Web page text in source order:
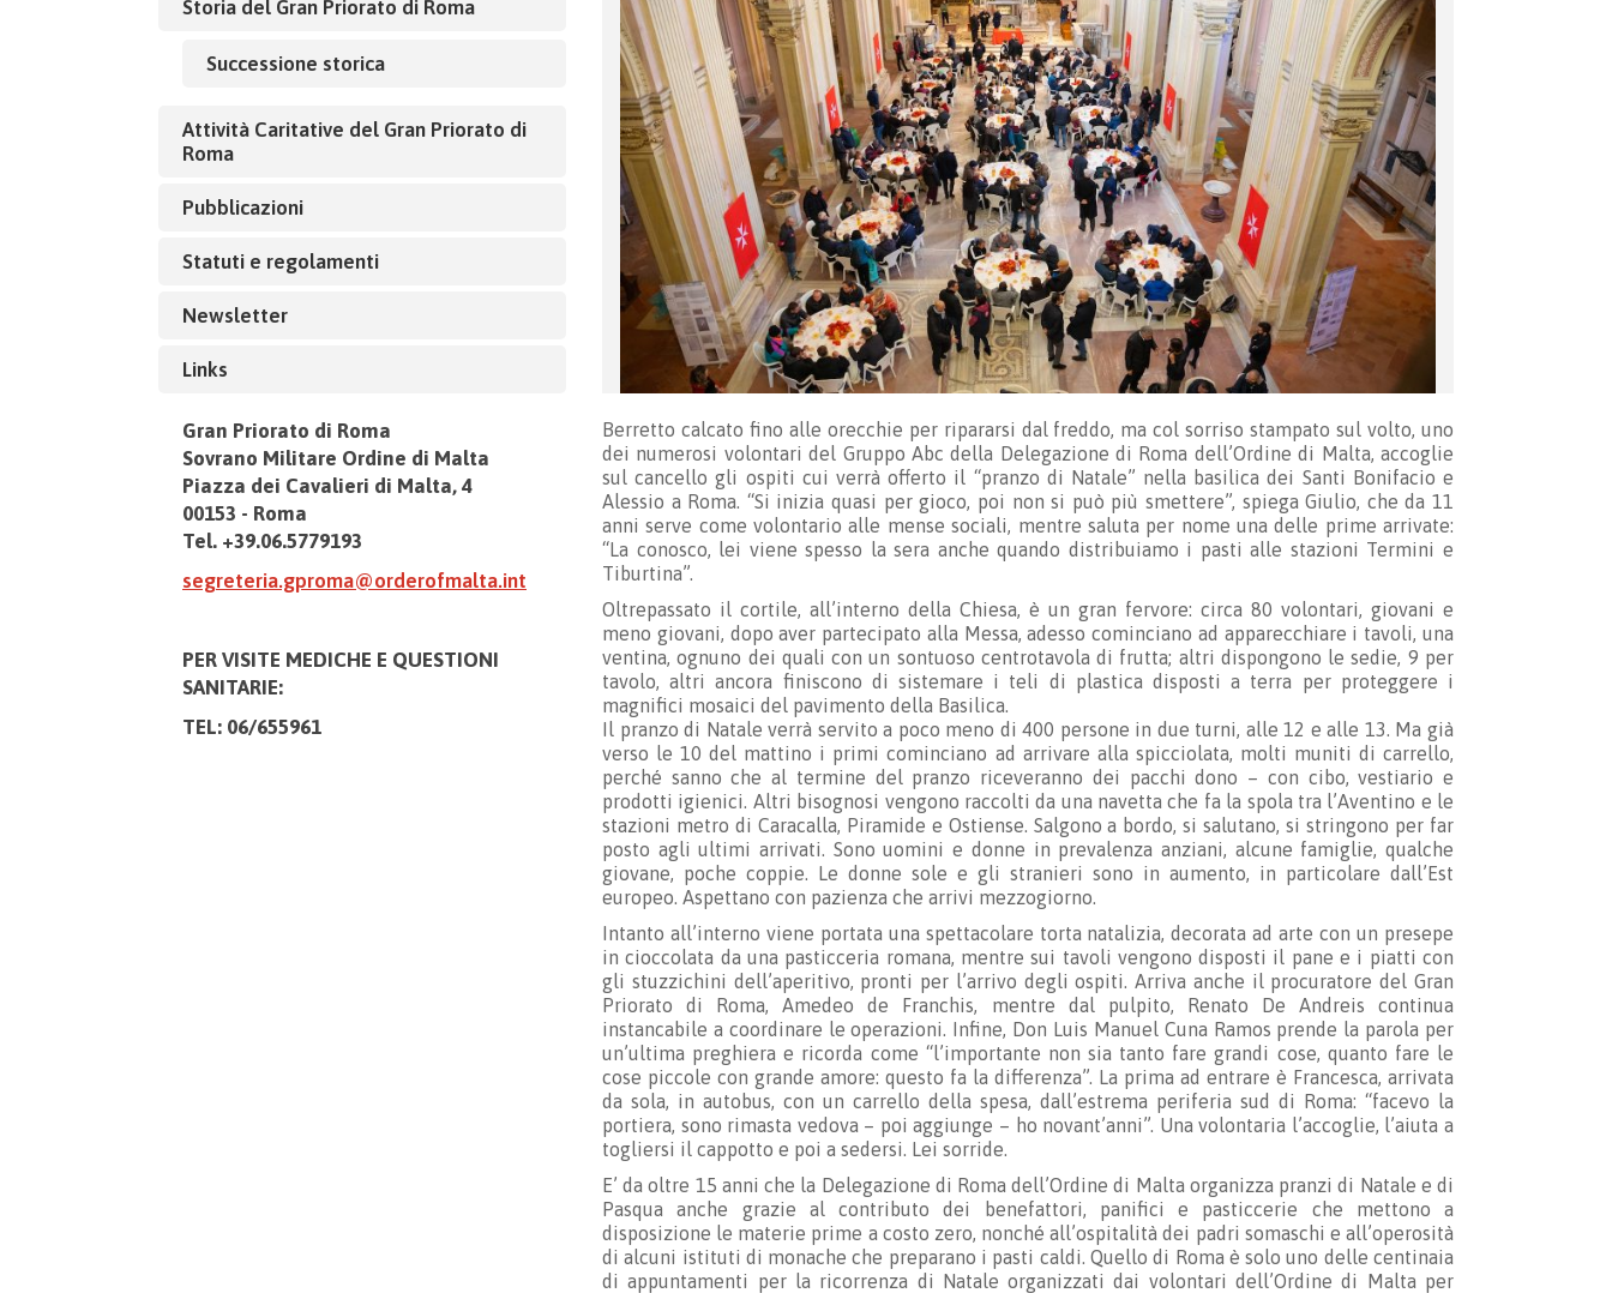
Storia del Gran Priorato di Roma
Successione storica
Attività Caritative del Gran Priorato di
Roma
Pubblicazioni
Statuti e regolamenti
Newsletter
Links
Gran Priorato di Roma
Sovrano Militare Ordine di Malta
Piazza dei Cavalieri di Malta, 4
00153 - Roma
Tel. +39.06.5779193
segreteria.gproma@orderofmalta.int
PER VISITE MEDICHE E QUESTIONI
SANITARIE:
TEL: 06/655961
Berretto calcato fino alle orecchie per ripararsi dal freddo, ma col sorriso stampato sul volto, uno
dei numerosi volontari del Gruppo Abc della Delegazione di Roma dell’Ordine di Malta, accoglie
sul cancello gli ospiti cui verrà offerto il “pranzo di Natale” nella basilica dei Santi Bonifacio e
Alessio a Roma. “Si inizia quasi per gioco, poi non si può più smettere”, spiega Giulio, che da 11
anni serve come volontario alle mense sociali, mentre saluta per nome una delle prime arrivate:
“La conosco, lei viene spesso la sera anche quando distribuiamo i pasti alle stazioni Termini e
Tiburtina”.
Oltrepassato il cortile, all’interno della Chiesa, è un gran fervore: circa 80 volontari, giovani e
meno giovani, dopo aver partecipato alla Messa, adesso cominciano ad apparecchiare i tavoli, una
ventina, ognuno dei quali con un sontuoso centrotavola di frutta; altri dispongono le sedie, 9 per
tavolo, altri ancora finiscono di sistemare i teli di plastica disposti a terra per proteggere i
magnifici mosaici del pavimento della Basilica.
Il pranzo di Natale verrà servito a poco meno di 400 persone in due turni, alle 12 e alle 13. Ma già
verso le 10 del mattino i primi cominciano ad arrivare alla spicciolata, molti muniti di carrello,
perché sanno che al termine del pranzo riceveranno dei pacchi dono – con cibo, vestiario e
prodotti igienici. Altri bisognosi vengono raccolti da una navetta che fa la spola tra l’Aventino e le
stazioni metro di Caracalla, Piramide e Ostiense. Salgono a bordo, si salutano, si stringono per far
posto agli ultimi arrivati. Sono uomini e donne in prevalenza anziani, alcune famiglie, qualche
giovane, poche coppie. Le donne sole e gli stranieri sono in aumento, in particolare dall’Est
europeo. Aspettano con pazienza che arrivi mezzogiorno.
Intanto all’interno viene portata una spettacolare torta natalizia, decorata ad arte con un presepe
in cioccolata da una pasticceria romana, mentre sui tavoli vengono disposti il pane e i piatti con
gli stuzzichini dell’aperitivo, pronti per l’arrivo degli ospiti. Arriva anche il procuratore del Gran
Priorato di Roma, Amedeo de Franchis, mentre dal pulpito, Renato De Andreis continua
instancabile a coordinare le operazioni. Infine, Don Luis Manuel Cuna Ramos prende la parola per
un’ultima preghiera e ricorda come “l’importante non sia tanto fare grandi cose, quanto fare le
cose piccole con grande amore: questo fa la differenza”. La prima ad entrare è Francesca, arrivata
da sola, in autobus, con un carrello della spesa, dall’estrema periferia sud di Roma: “facevo la
portiera, sono rimasta vedova – poi aggiunge – ho novant’anni”. Una volontaria l’accoglie, l’aiuta a
togliersi il cappotto e poi a sedersi. Lei sorride.
E’ da oltre 15 anni che la Delegazione di Roma dell’Ordine di Malta organizza pranzi di Natale e di
Pasqua anche grazie al contributo dei benefattori, panifici e pasticcerie che mettono a
disposizione le materie prime a costo zero, nonché all’ospitalità dei padri somaschi e all’operosità
di alcuni istituti di monache che preparano i pasti caldi. Quello di Roma è solo uno delle centinaia
di appuntamenti per la ricorrenza di Natale organizzati dai volontari dell’Ordine di Malta per